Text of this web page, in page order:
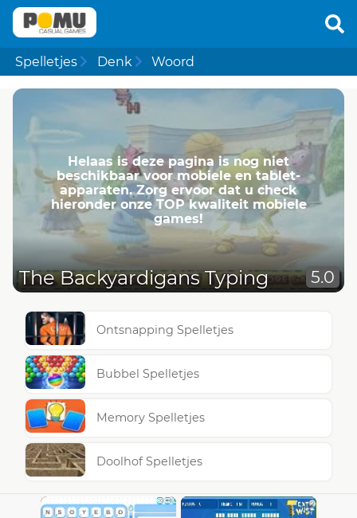
Spelletjes Denk Woord
Helaas is deze pagina is nog niet
beschikbaar voor mobiele en tablet-
apparaten. Zorg ervoor dat u check
hieronder onze TOP kwaliteit mobiele
games!
The Backyardigans Typing 5.0
Ontsnapping Spelletjes
Bubbel Spelletjes
Memory Spelletjes
Doolhof Spelletjes